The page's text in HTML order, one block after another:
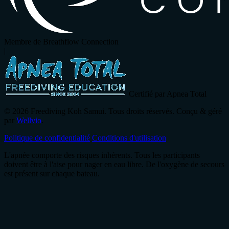
Membre de Breathflow Connection
Certifié par Apnea Total
© 2026 Freediving Koh Samui. Tous droits réservés. Conçu & géré
par Wellvio
Politique de confidentialité Conditions d'utilisation
L'apnée comporte des risques inhérents. Tous les participants
doivent être à l'aise pour nager en eau libre. De l'oxygène de secours
est présent sur chaque bateau.